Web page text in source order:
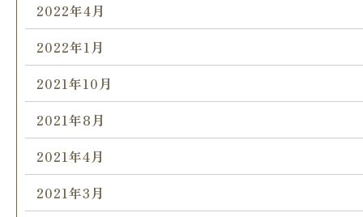
2022年4月
2022年1月
2021年10月
2021年8月
2021年4月
2021年3月